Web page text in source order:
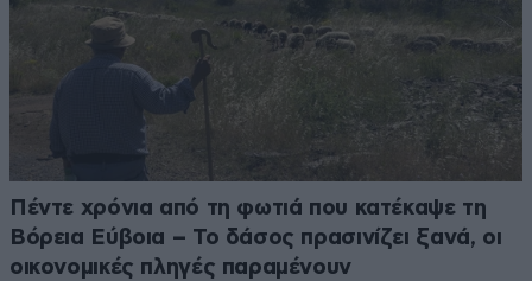
Πέντε χρόνια από τη φωτιά που κατέκαψε τη
Βόρεια Εύβοια – Το δάσος πρασινίζει ξανά, οι
οικονομικές πληγές παραμένουν